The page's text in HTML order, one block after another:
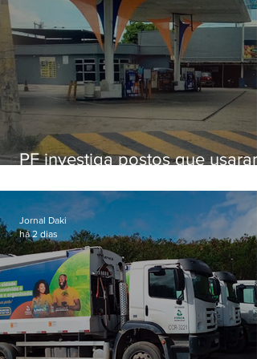
PF investiga postos que usaram
secretário morto em 2020
Jornal Daki
há 2 dias